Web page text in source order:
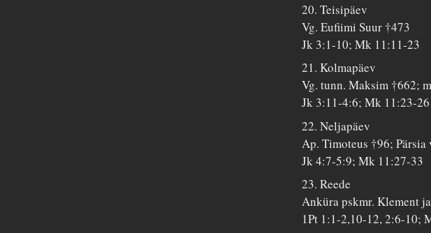
20. Teisipäev
Vg. Eufiimi Suur †473
Jk 3:1-10; Mk 11:11-23
21. Kolmapäev
Vg. tunn. Maksim †662;
Jk 3:11-4:6; Mk 11:23-26
22. Neljapäev
Ap. Timoteus †96; Pärsia
Jk 4:7-5:9; Mk 11:27-33
23. Reede
Anküra pskmr. Klement
1Pt 1:1-2,10-12, 2:6-10;